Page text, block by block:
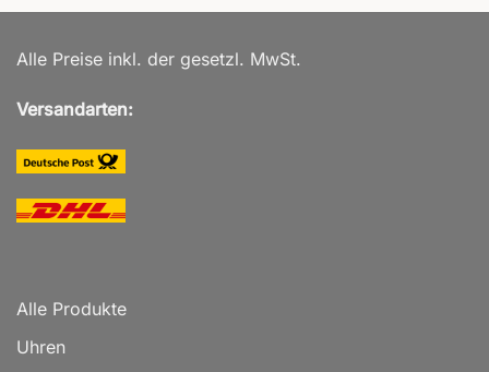
Alle Preise inkl. der gesetzl. MwSt.
Versandarten:
Alle Produkte
Uhren